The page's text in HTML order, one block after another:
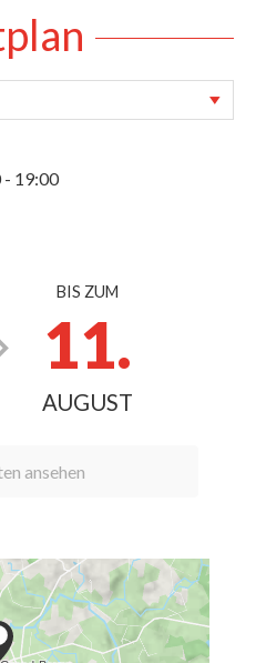
- 19:00
BIS ZUM
11.
AUGUST
ansehen